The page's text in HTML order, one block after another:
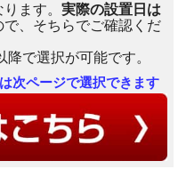
ます。 実際の設置日は
で、そちらでご確認くだ
で選択が可能です。
次ページで選択できます